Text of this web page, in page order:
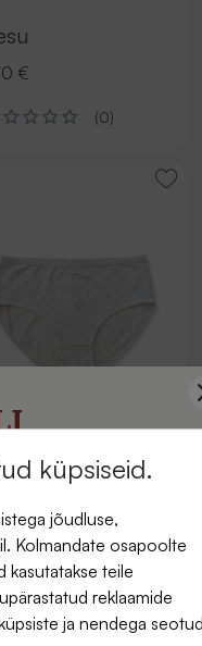
€
(0)
€
tellimusest.
küpsiseid.
jõudluse,
Kolmandate osapoolte
kasutatakse teile
reklaamide
ja nendega